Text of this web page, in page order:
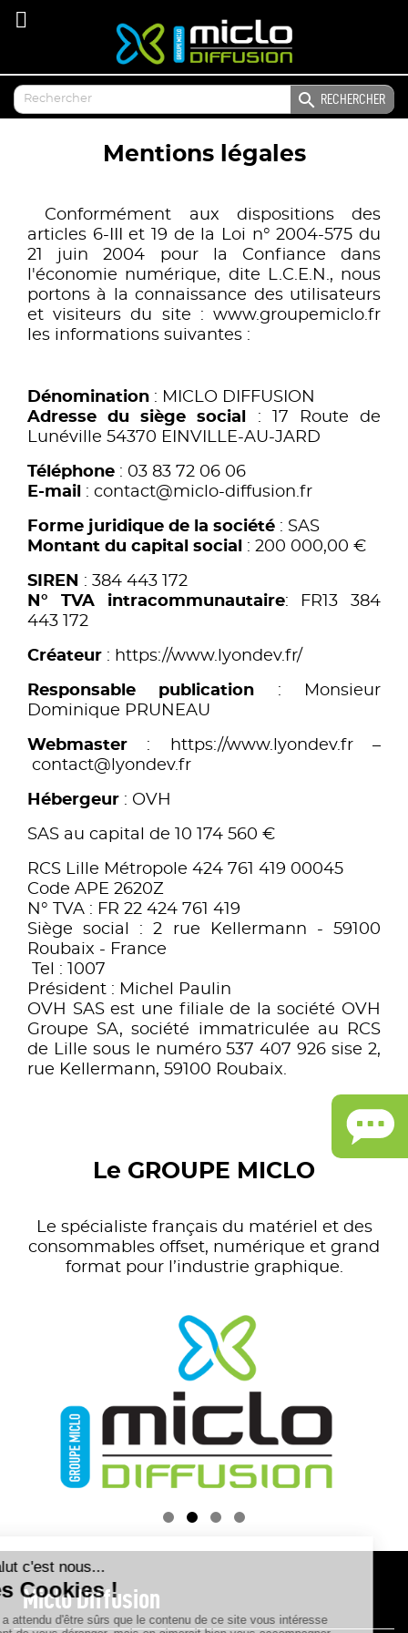
 RECHERCHER
Mentions légales
Conformément aux dispositions des
articles 6-III et 19 de la Loi n° 2004-575 du
21 juin 2004 pour la Confiance dans
l'économie numérique, dite L.C.E.N., nous
portons à la connaissance des utilisateurs
et visiteurs du site : www.groupemiclo.fr
es informations suivantes :
Dénomination : MICLO DIFFUSION
Adresse du siège social
: 17 Route de
Lunéville 54370 EINVILLE-AU-JARD
Téléphone : 03 83 72 06 06
E-mail
: contact@miclo-diffusion.fr
Forme juridique de la société : SAS
Montant du capital social
: 200 000,00 €
SIREN : 384 443 172
N° TVA intracommunautaire: FR13 384
443 172
Créateur : https://www.lyondev.fr/
Responsable publication
: Monsieur
Dominique PRUNEAU
Webmaster : https://www.lyondev.fr–
contact@lyondev.fr
Hébergeur : OVH
SAS au capital de 10 174 560 €
RCS Lille Métropole 424 761 419 00045
Code APE 2620Z
N° TVA : FR 22 424 761 419
Siège social : 2 rue Kellermann - 59100
Roubaix - France
Tel : 1007
Président : Michel Paulin
OVH SAS est une filiale de la société OVH
Groupe SA, société immatriculée au RCS
de Lille sous le numéro 537 407 926 sise 2,
rue Kellermann, 59100 Roubaix.
Le GROUPE MICLO
Le spécialiste français du matériel et des
consommables offset, numérique et grand
format pour l’industrie graphique.
Miclo Diffusion